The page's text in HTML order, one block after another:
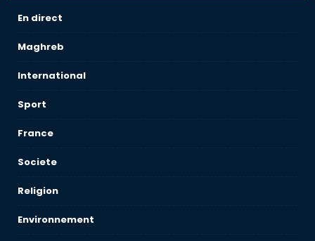
En direct
Maghreb
International
Sport
France
Societe
Religion
Environnement